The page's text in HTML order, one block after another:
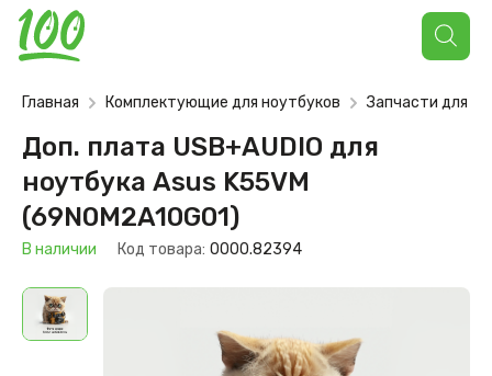
Поиск
товаров
Главная Комплектующие для ноутбуков Запчасти для
Доп. плата USB+AUDIO для
ноутбука Asus K55VM
(69N0M2A10G01)
В наличии Код товара: 0000.82394